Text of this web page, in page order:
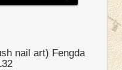
nail art) Fengda